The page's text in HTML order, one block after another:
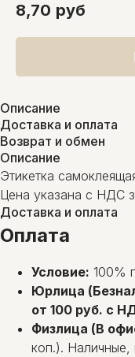
8,70 руб
Описание
Доставка и оплата
Возврат и обмен
Описание
Этикетка
Цена указана с НДС
Доставка и оплата
Оплата
Условие: 100%
Юрлица
от 100 руб. с
Физлица (В
коп.).